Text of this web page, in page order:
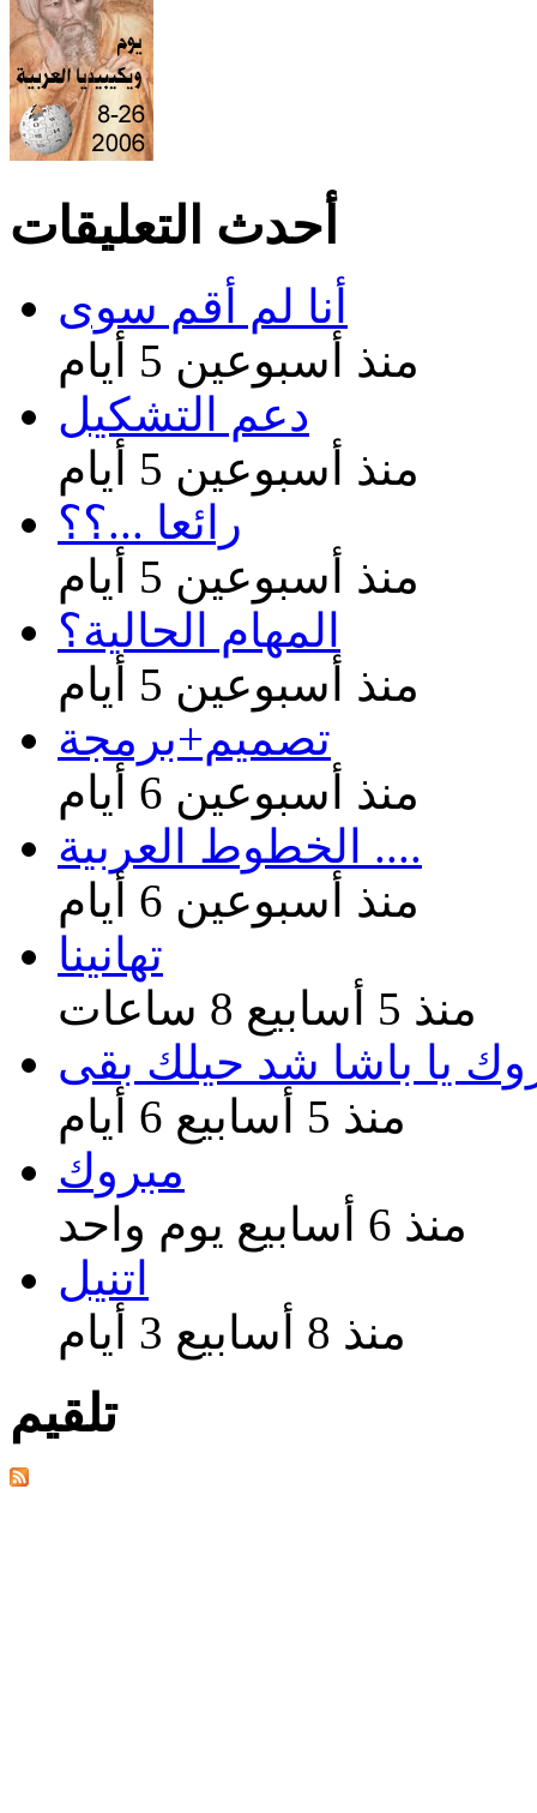
أحدث التعليقات
أنا لم أقم سوى
منذ أسبوعين 5 أيام
دعم التشكيل
منذ أسبوعين 5 أيام
رائعا ...؟؟
منذ أسبوعين 5 أيام
المهام الحالية؟
منذ أسبوعين 5 أيام
تصميم+برمجة
منذ أسبوعين 6 أيام
الخطوط العربية ....
منذ أسبوعين 6 أيام
تهانينا
منذ 5 أسابيع 8 ساعات
يا باشا شد حيلك بقى
منذ 5 أسابيع 6 أيام
مبروك
منذ 6 أسابيع يوم واحد
اتنيل
منذ 8 أسابيع 3 أيام
تلقيم